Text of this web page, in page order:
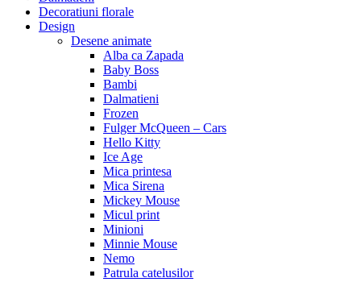
Decoratiuni florale
Design
Desene animate
Alba ca Zapada
Baby Boss
Bambi
Dalmatieni
Frozen
Fulger McQueen – Cars
Hello Kitty
Ice Age
Mica printesa
Mica Sirena
Mickey Mouse
Micul print
Minioni
Minnie Mouse
Nemo
Patrula catelusilor